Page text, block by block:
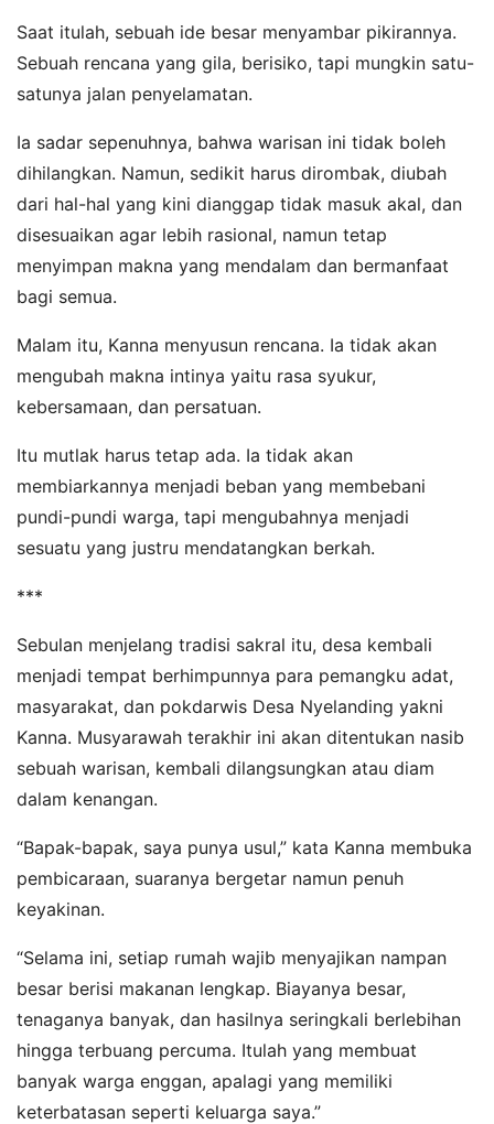
Saat itulah, sebuah ide besar menyambar pikirannya.
Sebuah rencana yang gila, berisiko, tapi mungkin satu-
satunya jalan penyelamatan.
Ia sadar sepenuhnya, bahwa warisan ini tidak boleh
dihilangkan. Namun, sedikit harus dirombak, diubah
dari hal-hal yang kini dianggap tidak masuk akal, dan
disesuaikan agar lebih rasional, namun tetap
menyimpan makna yang mendalam dan bermanfaat
bagi semua.
Malam itu, Kanna menyusun rencana. Ia tidak akan
mengubah makna intinya yaitu rasa syukur,
kebersamaan, dan persatuan.
Itu mutlak harus tetap ada. Ia tidak akan
membiarkannya menjadi beban yang membebani
pundi-pundi warga, tapi mengubahnya menjadi
sesuatu yang justru mendatangkan berkah.
***
Sebulan menjelang tradisi sakral itu, desa kembali
menjadi tempat berhimpunnya para pemangku adat,
masyarakat, dan pokdarwis Desa Nyelanding yakni
Kanna. Musyarawah terakhir ini akan ditentukan nasib
sebuah warisan, kembali dilangsungkan atau diam
dalam kenangan.
“Bapak-bapak, saya punya usul,” kata Kanna membuka
pembicaraan, suaranya bergetar namun penuh
keyakinan.
“Selama ini, setiap rumah wajib menyajikan nampan
besar berisi makanan lengkap. Biayanya besar,
tenaganya banyak, dan hasilnya seringkali berlebihan
hingga terbuang percuma. Itulah yang membuat
banyak warga enggan, apalagi yang memiliki
keterbatasan seperti keluarga saya.”